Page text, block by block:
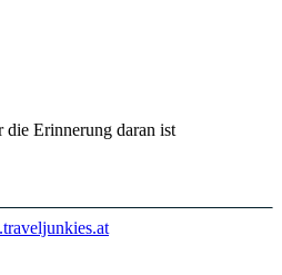
die Erinnerung daran ist